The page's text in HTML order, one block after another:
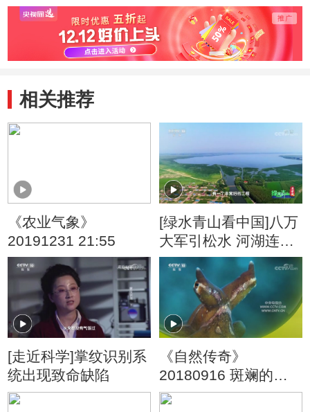
相关推荐
《农业气象》
20191231 21:55
[绿水青山看中国]八万
大军引松水 河湖连通
让查干湖焕发青春
[走近科学]掌纹识别系
统出现致命缺陷
《自然传奇》
20180916 斑斓的海
洋生灵